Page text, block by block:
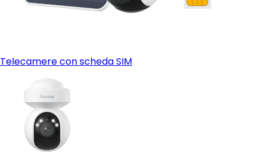
Telecamere con scheda SIM